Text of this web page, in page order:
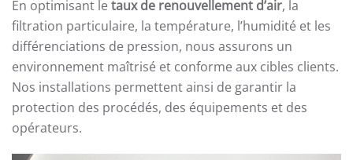
En optimisant le taux de renouvellement d’air, la
filtration particulaire, la température, l’humidité et les
différenciations de pression, nous assurons un
environnement maîtrisé et conforme aux cibles clients.
Nos installations permettent ainsi de garantir la
protection des procédés, des équipements et des
opérateurs.